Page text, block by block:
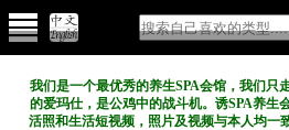
我们是一个最优秀的养生SPA会馆，我们只
的爱玛仕，是公鸡中的战斗机。诱SPA养生
活照和生活短视频，照片及视频与本人均一